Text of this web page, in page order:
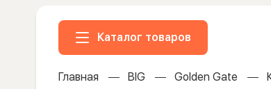
Каталог товаров
Главная BIG Golden Gate